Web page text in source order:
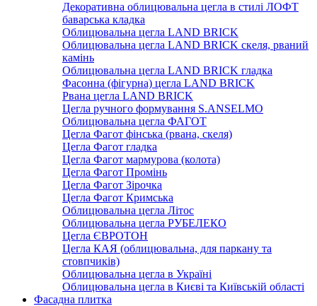
Декоративна облицювальна цегла в стилі ЛОФТ
баварська кладка
Облицювальна цегла LAND BRICK
Облицювальна цегла LAND BRICK скеля, рваний
камінь
Облицювальна цегла LAND BRICK гладка
Фасонна (фігурна) цегла LAND BRICK
Рвана цегла LAND BRICK
Цегла ручного формування S.ANSELMO
Облицювальна цегла ФАГОТ
Цегла Фагот фінська (рвана, скеля)
Цегла Фагот гладка
Цегла Фагот мармурова (колота)
Цегла Фагот Промінь
Цегла Фагот Зірочка
Цегла Фагот Кримська
Облицювальна цегла Літос
Облицювальна цегла РУБЕЛЕКО
Цегла ЄВРОТОН
Цегла КАЯ (облицювальна, для паркану та
стовпчиків)
Облицювальна цегла в Україні
Облицювальна цегла в Києві та Київській області
Фасадна плитка